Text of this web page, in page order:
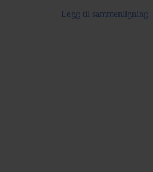
Legg til sammenligning